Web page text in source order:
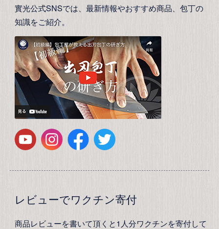
實光公式SNSでは、最新情報やおすすめ商品、包丁の
知識をご紹介。
レビューでワクチン寄付
商品レビューを書いて頂くと1人分ワクチンを寄付して